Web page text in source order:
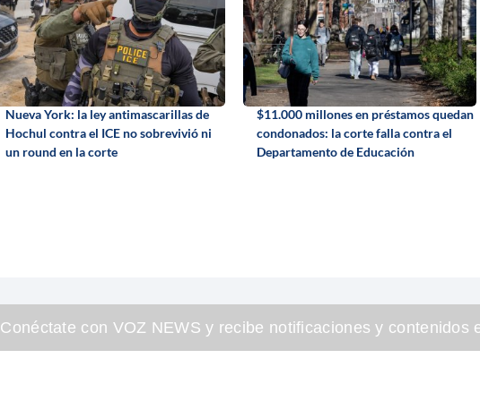
Nueva York: la ley antimascarillas de
Hochul contra el ICE no sobrevivió ni
un round en la corte
$11.000 millones en préstamos quedan
condonados: la corte falla contra el
Departamento de Educación
Conéctate con VOZ NEWS y recibe notificaciones y contenidos